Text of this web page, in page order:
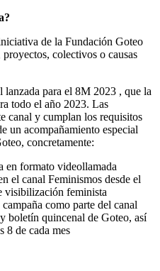
de la Fundación Goteo
colectivos o causas
lanzada para el 8M 2023 , que la
todo el año 2023. Las
canal y cumplan los requisitos
un acompañamiento especial
concretamente:
en formato videollamada
el canal Feminismos desde el
visibilización feminista
como parte del canal
boletín quincenal de Goteo, así
8 de cada mes